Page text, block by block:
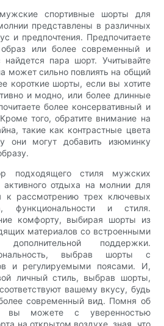
спортивные шорты для
представлены в различных
и предпочтения. Предпочитаете
или более современный и
пара шорт. Учитывайте
может сильно повлиять на общий
короткие шорты, если вы хотите
и модно, или более длинные
более консервативный и
того, обратите внимание на
такие как контрастные цвета
они могут добавить изюминку
подходящего стиля мужских
отдыха на молнии для
к рассмотрению трех ключевых
функциональности и стиля.
комфорту, выбирая шорты из
материалов со встроенными
поддержки.
выбрав шорты с
и регулируемыми поясами. И,
личный стиль, выбрав шорты,
вашему вкусу, будь
современный вид. Помня об
вы можете с уверенностью